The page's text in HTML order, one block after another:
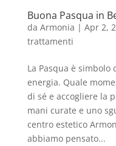
Buona Pasqua in
da Armonia | Apr 2,
trattamenti
La Pasqua è
energia. Quale
di sé e accogliere la
mani curate e uno
centro estetico
abbiamo pensato...